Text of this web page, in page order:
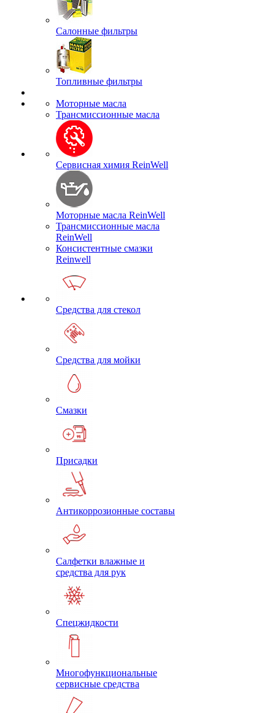
Салонные фильтры
Топливные фильтры
Моторные масла
Трансмиссионные масла
Сервисная химия ReinWell
Моторные масла ReinWell
Трансмиссионные масла
ReinWell
Консистентные смазки
Reinwell
Средства для стекол
Средства для мойки
Смазки
Присадки
Антикоррозионные составы
Салфетки влажные и
средства для рук
Спецжидкости
Многофункциональные
сервисные средства